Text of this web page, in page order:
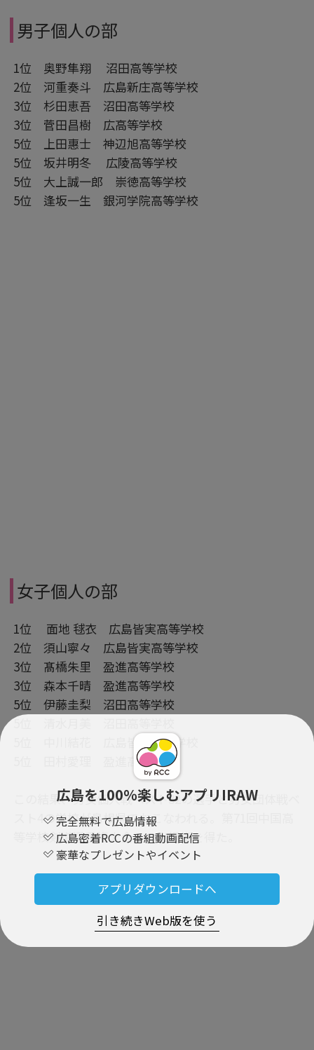
広島を100％楽しむアプリIRAW
完全無料で広島情報
広島密着RCCの番組動画配信
豪華なプレゼントやイベント
アプリダウンロードへ
引き続きWeb版を使う
男子個人の部
1位 奥野隼翔 沼田高等学校
2位 河重奏斗 広島新庄高等学校
3位 杉田恵吾 沼田高等学校
3位 菅田昌樹 広高等学校
5位 上田惠士 神辺旭高等学校
5位 坂井明冬 広陵高等学校
5位 大上誠一郎 崇徳高等学校
5位 逢坂一生 銀河学院高等学校
女子個人の部
1位 面地 毬衣 広島皆実高等学校
2位 須山寧々 広島皆実高等学校
3位 髙橋朱里 盈進高等学校
3位 森本千晴 盈進高等学校
5位 伊藤圭梨 沼田高等学校
5位 清水月美 沼田高等学校
5位 中川結花 広島皆実高等学校
5位 田村愛理 盈進高等学校
この結果、男女個人戦ベスト32の選手と男女団体戦ベ
スト4の学校が島根県でおこなわれる。第71回中国高
等学校剣道選手権大会への出場権を得た。